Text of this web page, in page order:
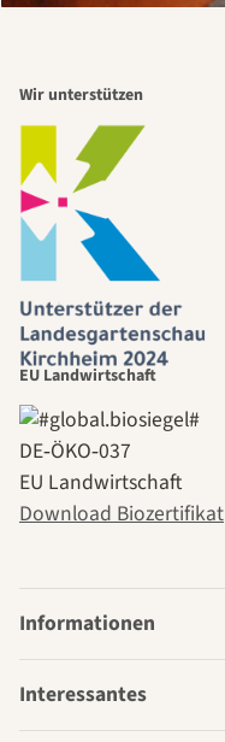
Wir unterstützen
EU Landwirtschaft
DE‑ÖKO‑037
EU Landwirtschaft
Download Biozertifikat
Informationen
Interessantes